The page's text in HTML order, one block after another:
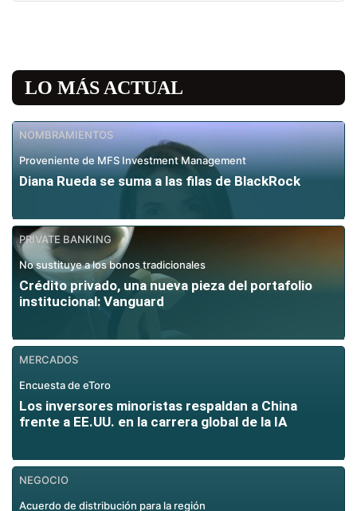
LO MÁS ACTUAL
NOMBRAMIENTOS
Proveniente de MFS Investment Management
Diana Rueda se suma a las filas de BlackRock
PRIVATE BANKING
No sustituye a los bonos tradicionales
Crédito privado, una nueva pieza del portafolio
institucional: Vanguard
MERCADOS
Encuesta de eToro
Los inversores minoristas respaldan a China
frente a EE.UU. en la carrera global de la IA
NEGOCIO
Acuerdo de distribución para la región